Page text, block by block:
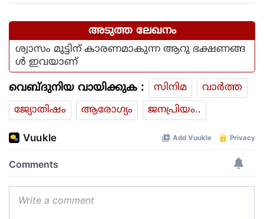
അടുത്ത ലേഖനം
ശ്വാസം മുട്ടിന് കാരണമാകുന്ന ആറു ഭക്ഷണങ്ങ
ള്‍ ഇവയാണ്
വെബ്ദുനിയ വായിക്കുക : സിനിമ
വാര്‍ത്ത
ജ്യോതിഷം
ആരോഗ്യം ജനപ്രിയം..